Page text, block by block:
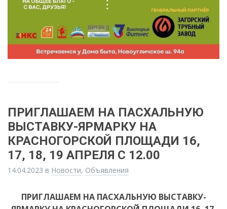
ПРИГЛАШАЕМ НА ПАСХАЛЬНУЮ
ВЫСТАВКУ-ЯРМАРКУ НА
КРАСНОГОРСКОЙ ПЛОЩАДИ 16,
17, 18, 19 АПРЕЛЯ С 12.00
14.04.2023 в Новости, Объявления
ПРИГЛАШАЕМ НА ПАСХАЛЬНУЮ ВЫСТАВКУ-